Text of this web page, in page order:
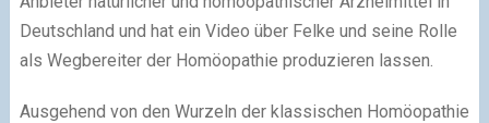
Deutschland und hat ein Video über Felke und seine Rolle
als Wegbereiter der Homöopathie produzieren lassen.
Ausgehend von den Wurzeln der klassischen Homöopathie